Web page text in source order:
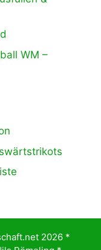
WM –
2026 *